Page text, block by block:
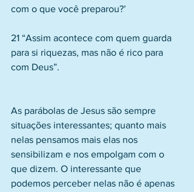
com o que você preparou?’
21 “Assim acontece com quem guarda
para si riquezas, mas não é rico para
com Deus”.
As parábolas de Jesus são sempre
situações interessantes; quanto mais
nelas pensamos mais elas nos
sensibilizam e nos empolgam com o
que dizem. O interessante que
podemos perceber nelas não é apenas